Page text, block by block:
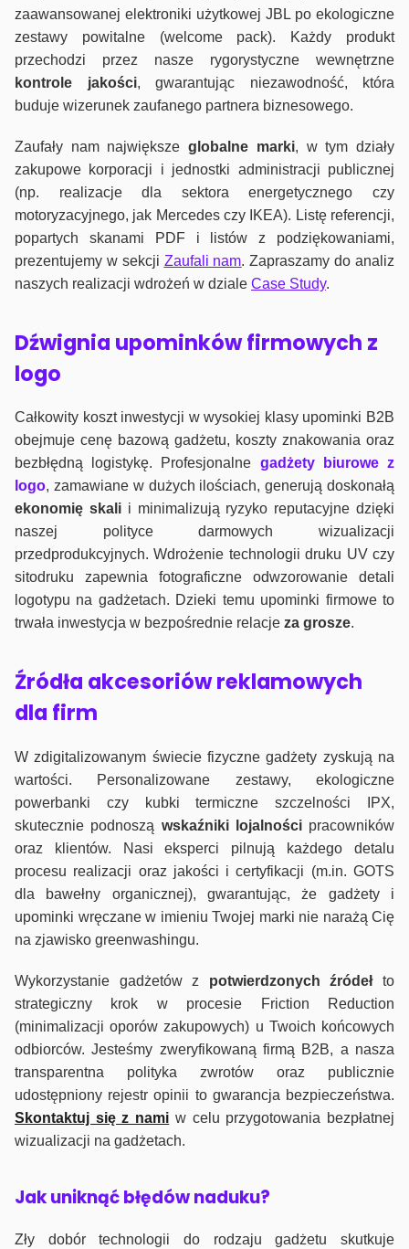
zaawansowanej elektroniki użytkowej JBL po ekologiczne
zestawy powitalne (welcome pack). Każdy produkt
przechodzi przez nasze rygorystyczne wewnętrzne
kontrole jakości, gwarantując niezawodność, która
buduje wizerunek zaufanego partnera biznesowego.
Zaufały nam największeglobalne marki, w tym działy
zakupowe korporacji i jednostki administracji publicznej
(np. realizacje dla sektora energetycznego czy
motoryzacyjnego, jak Mercedes czy IKEA). Listę referencji,
popartych skanami PDF i listów z podziękowaniami,
prezentujemy w sekcji Zaufali nam. Zapraszamy do analiz
naszych realizacji wdrożeń w dziale Case Study.
Dźwignia upominków firmowych z
logo
Całkowity koszt inwestycji w wysokiej klasy upominki B2B
obejmuje cenę bazową gadżetu, koszty znakowania oraz
bezbłędną logistykę. Profesjonalne gadżety biurowe z
logo, zamawiane w dużych ilościach, generują doskonałą
ekonomię skalii minimalizują ryzyko reputacyjne dzięki
naszej polityce darmowych wizualizacji
przedprodukcyjnych. Wdrożenie technologii druku UV czy
sitodruku zapewnia fotograficzne odwzorowanie detali
logotypu na gadżetach. Dzieki temu upominki firmowe to
trwała inwestycja w bezpośrednie relacje za grosze.
Źródła akcesoriów reklamowych
dla firm
W zdigitalizowanym świecie fizyczne gadżety zyskują na
wartości. Personalizowane zestawy, ekologiczne
powerbanki czy kubki termiczne szczelności IPX,
skutecznie podnoszą wskaźniki lojalnościpracowników
oraz klientów. Nasi eksperci pilnują każdego detalu
procesu realizacji oraz jakości i certyfikacji (m.in. GOTS
dla bawełny organicznej), gwarantując, że gadżety i
upominki wręczane w imieniu Twojej marki nie narażą Cię
na zjawisko greenwashingu.
Wykorzystanie gadżetów z potwierdzonych źródełto
strategiczny krok w procesie Friction Reduction
(minimalizacji oporów zakupowych) u Twoich końcowych
odbiorców. Jesteśmy zweryfikowaną firmą B2B, a nasza
transparentna polityka zwrotów oraz publicznie
udostępniony rejestr opinii to gwarancja bezpieczeństwa.
Skontaktuj się z nami w celu przygotowania bezpłatnej
wizualizacji na gadżetach.
Jak uniknąć błędów naduku?
Zły dobór technologii do rodzaju gadżetu skutkuje